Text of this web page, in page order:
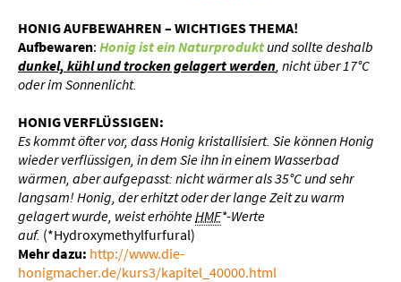
HONIG AUFBEWAHREN – WICHTIGES THEMA!
Aufbewaren: Honig ist ein Naturprodukt und sollte deshalb
dunkel, kühl und trocken gelagert werden , nicht über 17°C
oder im Sonnenlicht.
HONIG VERFLÜSSIGEN:
Es kommt öfter vor, dass Honig kristallisiert. Sie können Honig
wieder verflüssigen, in dem Sie ihn in einem Wasserbad
wärmen, aber aufgepasst: nicht wärmer als 35°C und sehr
langsam! Honig, der erhitzt oder der lange Zeit zu warm
gelagert wurde, weist erhöhteHMF*-Werte
auf. (*Hydroxymethylfurfural)
Mehr dazu: http://www.die-
honigmacher.de/kurs3/kapitel_40000.html